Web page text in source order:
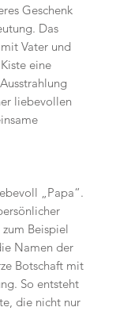
Geschenk
Das
Vater und
eine
liebevollen
„Papa“.
Beispiel
Namen der
Botschaft mit
So entsteht
die nicht nur